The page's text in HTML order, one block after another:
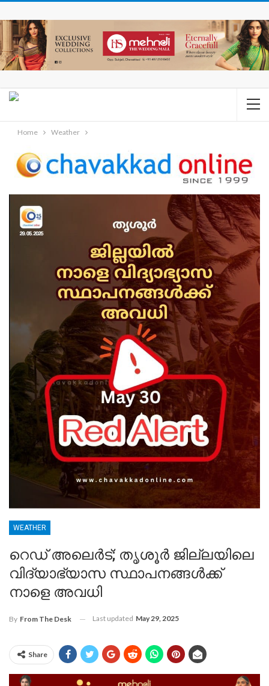
Home Weather
WEATHER
റെഡ് അലെർട്; തൃശൂര്‍ ജില്ലയിലെ
വിദ്യാഭ്യാസ സ്ഥാപനങ്ങള്‍ക്ക്
നാളെ അവധി
By From The Desk Last updated May 29, 2025
Share